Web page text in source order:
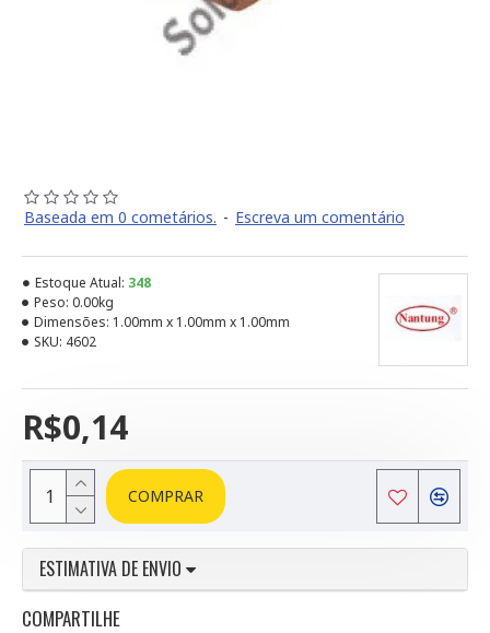
Baseada em 0 cometários. - Escreva um comentário
R$0,14
Estoque Atual: 348
Peso: 0.00kg
Dimensões: 1.00mm x 1.00mm x 1.00mm
SKU: 4602
COMPRAR
ESTIMATIVA DE ENVIO
COMPARTILHE